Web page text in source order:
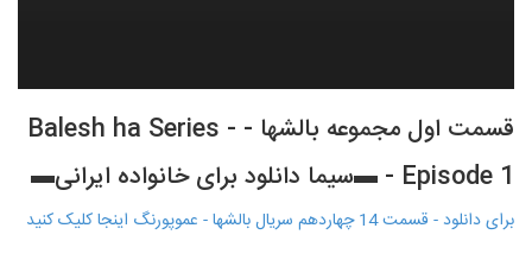
قسمت اول مجموعه بالشها - Balesh ha Series -
Episode 1 - ▬سیما دانلود برای خانواده ایرانی▬
برای دانلود - قسمت 14 چهاردهم سریال بالشها - عموپورنگ اینجا کلیک کنید